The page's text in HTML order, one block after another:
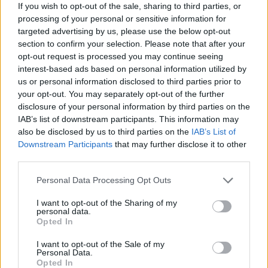
If you wish to opt-out of the sale, sharing to third parties, or
processing of your personal or sensitive information for
targeted advertising by us, please use the below opt-out
section to confirm your selection. Please note that after your
opt-out request is processed you may continue seeing
interest-based ads based on personal information utilized by
us or personal information disclosed to third parties prior to
your opt-out. You may separately opt-out of the further
disclosure of your personal information by third parties on the
IAB’s list of downstream participants. This information may
also be disclosed by us to third parties on the IAB’s List of
Downstream Participants that may further disclose it to other
Personal Data Processing Opt Outs
I want to opt-out of the Sharing of my
personal data.
Opted In
I want to opt-out of the Sale of my
Personal Data.
Opted In
Ve dnech 26. srpna až 4. září 2002 proběhl v jihoafrickém
Johannesburgu dlouho s nadějemi i obavami očekávaný Světový
summit o udržitelném rozvoji (WSSD). Hospodářské a obchodní
centrum Jihoafrické republiky nebylo vybráno za místo konání
summitu náhodně. Johannesburg ztělesňuje v sobě nejen
ambiciozní ekonomický rozvoj, odrážející globalizaci na samém jihu
afrického kontinentu, ale zároveň i střet s přetrvávající zaostalostí
černého kontinentu. Johannesburg měl obrátit pozornost na
problémy Afriky, která je i nadále nejchudším kontinentem světa, a
ukázat nové možnosti jak docílit pokud možno vyváženého
ekonomického a sociálního rozvoje při prosazování stále vyšších
standardů ochrany životního prostředí v duchu principů
udržitelného rozvoje přijatých na Konferenci OSN o životním
prostředí a rozvoji (UNCED) v červnu 1992 v brazilském Rio de
25.9.2002
Povodeň je živel, který ničí majetek lidí a někdy bere i životy. Asi
všichni, kdo jsme měli štěstí a přečkali ji bez úhony, jsme s účastí
obnovovat. Ekolog však myslí i v širších rámcích - myslí obecně na
přírodu a krajinu.